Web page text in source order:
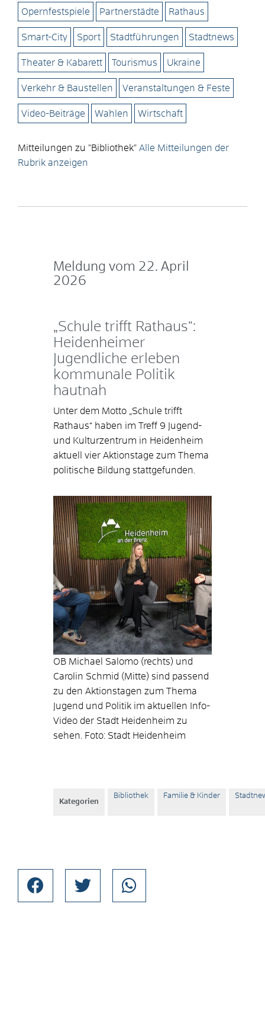
Opernfestspiele Partnerstädte Rathaus
Smart-City Sport Stadtführungen Stadtnews
Theater & Kabarett Tourismus Ukraine
Verkehr & Baustellen Veranstaltungen & Feste
Video-Beiträge Wahlen Wirtschaft
Mitteilungen zu "Bibliothek" Alle Mitteilungen der
Rubrik anzeigen
Meldung vom 22. April
2026
„Schule trifft Rathaus“:
Heidenheimer
Jugendliche erleben
kommunale Politik
hautnah
Unter dem Motto „Schule trifft
Rathaus“ haben im Treff 9 Jugend-
und Kulturzentrum in Heidenheim
aktuell vier Aktionstage zum Thema
politische Bildung stattgefunden.
OB Michael Salomo (rechts) und
Carolin Schmid (Mitte) sind passend
zu den Aktionstagen zum Thema
Jugend und Politik im aktuellen Info-
Video der Stadt Heidenheim zu
sehen. Foto: Stadt Heidenheim
Kategorien
Bibliothek Familie & Kinder